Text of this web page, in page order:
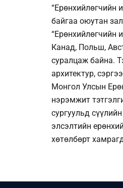
“Ерөнхийлөгчийн
байгаа оюутан
“Ерөнхийлөгчийн
Канад, Польш,
суралцаж байна.
архитектур,
Монгол Улсын
нэрэмжит
сургуульд
элсэлтийн
хөтөлбөрт